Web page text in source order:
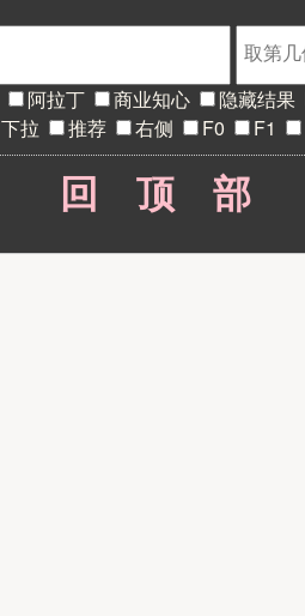
阿拉丁 商业知心 隐藏结果
下拉 推荐 右侧 F0 F1
回顶部